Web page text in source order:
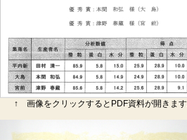
↑ 画像をクリックするとPDF資料が開きます